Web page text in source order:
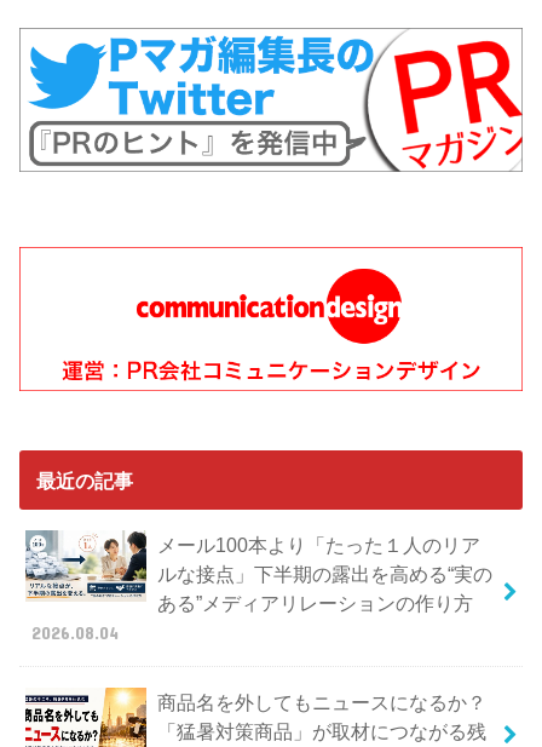
最近の記事
メール100本より「たった１人のリア
ルな接点」下半期の露出を高める“実の
ある”メディアリレーションの作り方
2026.08.04
商品名を外してもニュースになるか？
「猛暑対策商品」が取材につながる残